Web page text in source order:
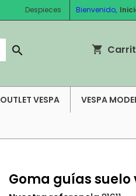
Bienvenido,
Despieces
shopping_cart

OUTLET VESPA VESPA
Goma guías suelo